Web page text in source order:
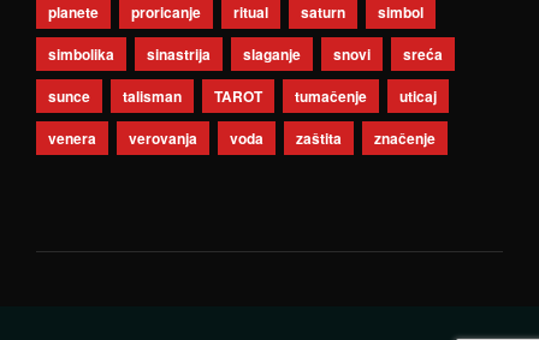
planete
proricanje ritual saturn
simbol
simbolika
sinastrija slaganje snovi
sreća
sunce
talisman TAROT tumačenje
uticaj
venera
verovanja voda zaštita značenje